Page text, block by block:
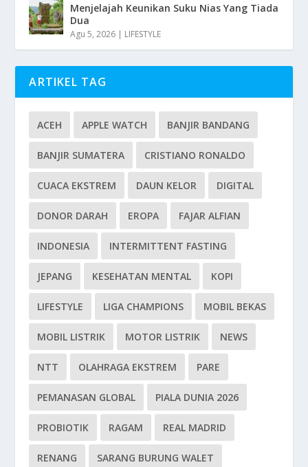
Menjelajah Keunikan Suku Nias Yang Tiada
Dua
Agu 5, 2026 | LIFESTYLE
ARTIKEL TAG
ACEH APPLE WATCH BANJIR BANDANG
BANJIR SUMATERA CRISTIANO RONALDO
CUACA EKSTREM DAUN KELOR DIGITAL
DONOR DARAH EROPA FAJAR ALFIAN
INDONESIA INTERMITTENT FASTING
JEPANG KESEHATAN MENTAL KOPI
LIFESTYLE LIGA CHAMPIONS MOBIL BEKAS
MOBIL LISTRIK MOTOR LISTRIK NEWS
NTT OLAHRAGA EKSTREM PARE
PEMANASAN GLOBAL PIALA DUNIA 2026
PROBIOTIK RAGAM REAL MADRID
RENANG SARANG BURUNG WALET